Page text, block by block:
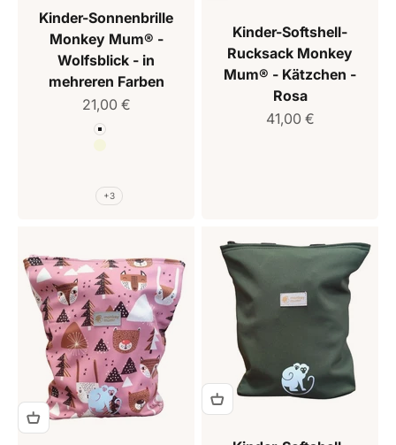
Kinder-Sonnenbrille
Monkey Mum® -
Wolfsblick - in
mehreren Farben
Verkaufspreis
21,00 €
Farbe
Weiß
Beige
Rosa
+3
Kinder-Softshell-
Rucksack Monkey
Mum® - Kätzchen -
Rosa
Verkaufspreis
41,00 €